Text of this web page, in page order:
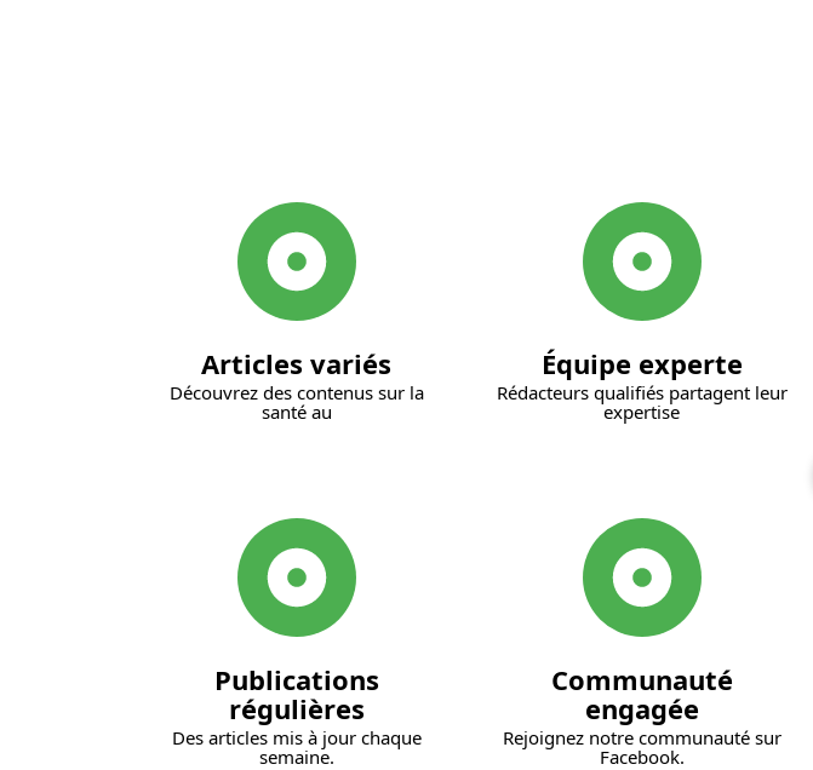
Articles variés
Découvrez des contenus sur la
santé au
Publications
régulières
Des articles mis à jour chaque
semaine.
Équipe experte
Rédacteurs qualifiés partagent leur
expertise
Communauté
engagée
Rejoignez notre communauté sur
Facebook.